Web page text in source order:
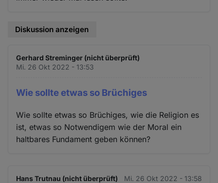
Diskussion anzeigen
Gerhard Streminger (nicht überprüft)
Mi. 26 Okt 2022 - 13:53
Wie sollte etwas so Brüchiges
Wie sollte etwas so Brüchiges, wie die Religion es
ist, etwas so Notwendigem wie der Moral ein
haltbares Fundament geben können?
Hans Trutnau (nicht überprüft) Mi. 26 Okt 2022 - 13:58